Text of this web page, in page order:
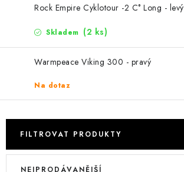
Rock Empire Cyklotour -2 C° Long - levý
Skladem (2 ks)
Warmpeace Viking 300 - pravý
Na dotaz
FILTROVAT PRODUKTY
V
Ř
NEJPRODÁVANĚJŠÍ